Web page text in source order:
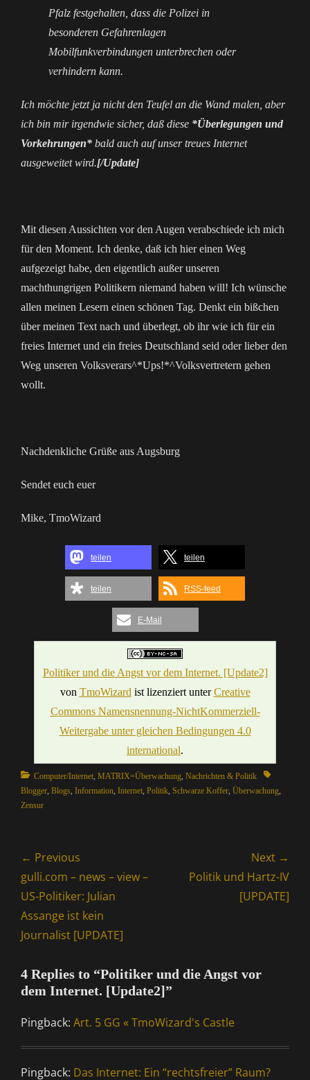
Pfalz festgehalten, dass die Polizei in
besonderen Gefahrenlagen
Mobilfunkverbindungen unterbrechen oder
verhindern kann.
Ich möchte jetzt ja nicht den Teufel an die Wand malen, aber
ich bin mir irgendwie sicher, daß diese *Überlegungen und
Vorkehrungen* bald auch auf unser treues Internet
ausgeweitet wird.[/Update]
Mit diesen Aussichten vor den Augen verabschiede ich mich
für den Moment. Ich denke, daß ich hier einen Weg
aufgezeigt habe, den eigentlich außer unseren
machthungrigen Politikern niemand haben will! Ich wünsche
allen meinen Lesern einen schönen Tag. Denkt ein bißchen
über meinen Text nach und überlegt, ob ihr wie ich für ein
freies Internet und ein freies Deutschland seid oder lieber den
Weg unseren Volksverars^*Ups!*^Volksvertretern gehen
wollt.
Nachdenkliche Grüße aus Augsburg
Sendet euch euer
Mike, TmoWizard
teilen teilen
teilen RSS-feed
E-Mail
Politiker und die Angst vor dem Internet. [Update2]
von TmoWizard ist lizenziert unterCreative
Commons Namensnennung-NichtKommerziell-
Weitergabe unter gleichen Bedingungen 4.0
international.
Categories
Computer/Internet, MATRIX=Überwachung, Nachrichten & Politik
Tags
Blogger, Blogs, Information, Internet, Politik, Schwarze Koffer, Überwachung,
Zensur
Beitragsnavigation
← Previous
Previous
post:
gulli.com – news – view –
US-Politiker: Julian
Assange ist kein
Journalist [UPDATE]
Next →
Politik und Hartz-IV
[UPDATE]
4 Replies to “Politiker und die Angst vor
dem Internet. [Update2]”
Pingback: Art. 5 GG « TmoWizard's Castle
Pingback: Das Internet: Ein “rechtsfreier” Raum?